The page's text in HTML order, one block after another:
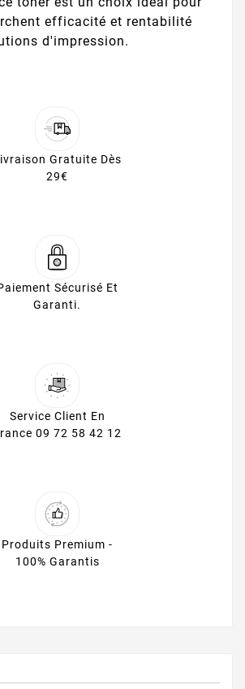
efficacité et rentabilité
d'impression.
Gratuite Dès
29€
Sécurisé Et
Garanti.
Service Client En
09 72 58 42 12
Produits Premium -
100% Garantis